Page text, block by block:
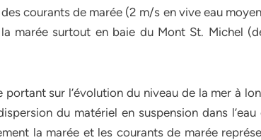
courants de marée (2 m/s en vive eau
marée surtout en baie du Mont St. Michel
sur l’évolution du niveau de la mer à
du matériel en suspension dans l’eau
la marée et les courants de marée